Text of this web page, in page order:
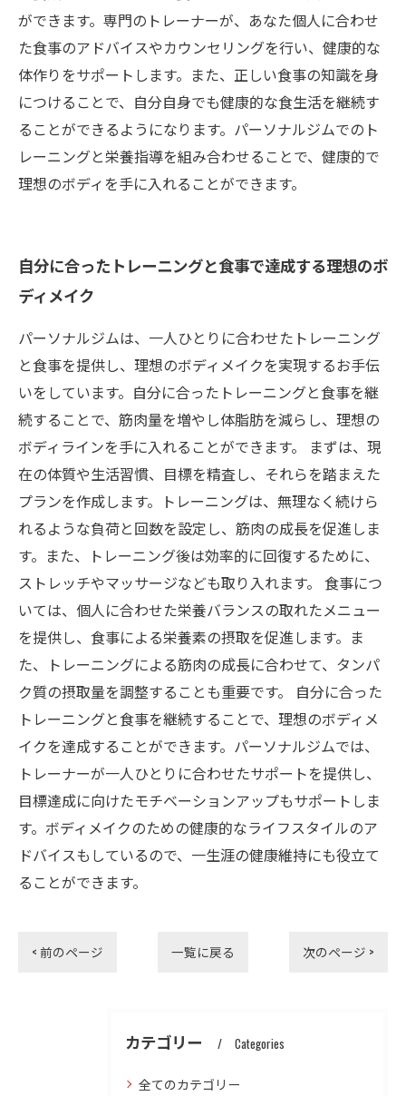
ができます。専門のトレーナーが、あなた個人に合わせ
た食事のアドバイスやカウンセリングを行い、健康的な
体作りをサポートします。また、正しい食事の知識を身
につけることで、自分自身でも健康的な食生活を継続す
ることができるようになります。パーソナルジムでのト
レーニングと栄養指導を組み合わせることで、健康的で
理想のボディを手に入れることができます。
自分に合ったトレーニングと食事で達成する理想のボ
ディメイク
パーソナルジムは、一人ひとりに合わせたトレーニング
と食事を提供し、理想のボディメイクを実現するお手伝
いをしています。自分に合ったトレーニングと食事を継
続することで、筋肉量を増やし体脂肪を減らし、理想の
ボディラインを手に入れることができます。 まずは、現
在の体質や生活習慣、目標を精査し、それらを踏まえた
プランを作成します。トレーニングは、無理なく続けら
れるような負荷と回数を設定し、筋肉の成長を促進しま
す。また、トレーニング後は効率的に回復するために、
ストレッチやマッサージなども取り入れます。 食事につ
いては、個人に合わせた栄養バランスの取れたメニュー
を提供し、食事による栄養素の摂取を促進します。ま
た、トレーニングによる筋肉の成長に合わせて、タンパ
ク質の摂取量を調整することも重要です。 自分に合った
トレーニングと食事を継続することで、理想のボディメ
イクを達成することができます。パーソナルジムでは、
トレーナーが一人ひとりに合わせたサポートを提供し、
目標達成に向けたモチベーションアップもサポートしま
す。ボディメイクのための健康的なライフスタイルのア
ドバイスもしているので、一生涯の健康維持にも役立て
ることができます。
< 前のページ 一覧に戻る 次のページ >
カテゴリー Categories
全てのカテゴリー